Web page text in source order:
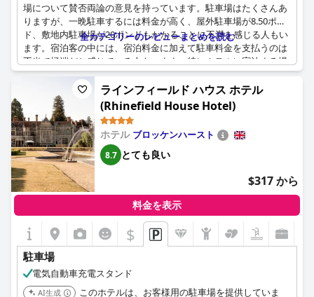
場について賛否両論の意見を持っています。駐車場はたくさんあ
りますが、一晩駐車するには料金が高く、屋外駐車場が8.50ポン
ド、敷地内駐車場が20ポンドもかかることに不満を感じる人もい
ます。宿泊客の中には、宿泊料金に加えて駐車料金を支払うのは
不当で極端だと感じている人もいます。特にホテルに宿泊する場
合はそう感じるようです。また、ホテルは交通の便が悪い場所に
あり、移動には車が必要なため、駐車料金はばかげていると感じ
る人もいます。駐車場がたくさんあるのはありがたいという人も
いますが、駐車場から建物までが長く暗い道のりだったり、駐車
や車の出し入れのたびにホテルの情報を再入力しなければならな
いことに不満を感じる人もいます。また、50ポンドのデポジット
についても不満の声があります。全体として、手頃な料金の駐車
場もありますが、ケルティック・マナー・リゾートに滞在する際
は、追加料金が発生する可能性があることに注意が必要です。
全カテゴリーのレビューまとめを読む
ラインフィールド ハウス ホテル
(Rhinefield House Hotel)
ホテル ブロッケンハースト
8.7 とても良い
$317 から
料金を表示
$
駐車場
電気自動車充電スタンド
AI生成
このホテルは、お客様用の駐車場を提供していま